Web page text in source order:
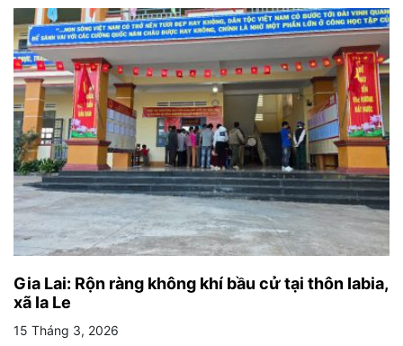
Gia Lai: Rộn ràng không khí bầu cử tại thôn Iabia,
xã Ia Le
15 Tháng 3, 2026